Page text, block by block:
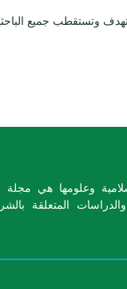
وتستقطب جميع
وعلومها هي
المتعلقة